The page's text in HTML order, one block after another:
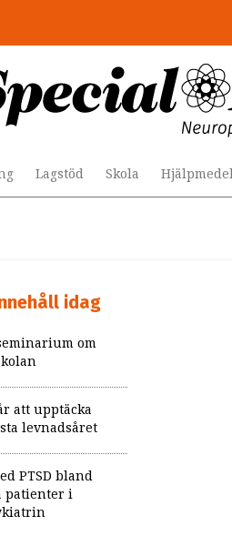
Lagstöd Skola Hjälpmedel
idag
om
att upptäcka
levnadsåret
PTSD bland
patienter i